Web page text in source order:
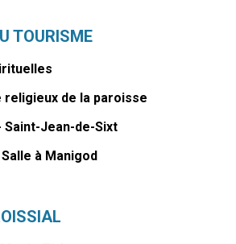
TOURISME
religieux de la paroisse
Saint-Jean-de-Sixt
à Manigod